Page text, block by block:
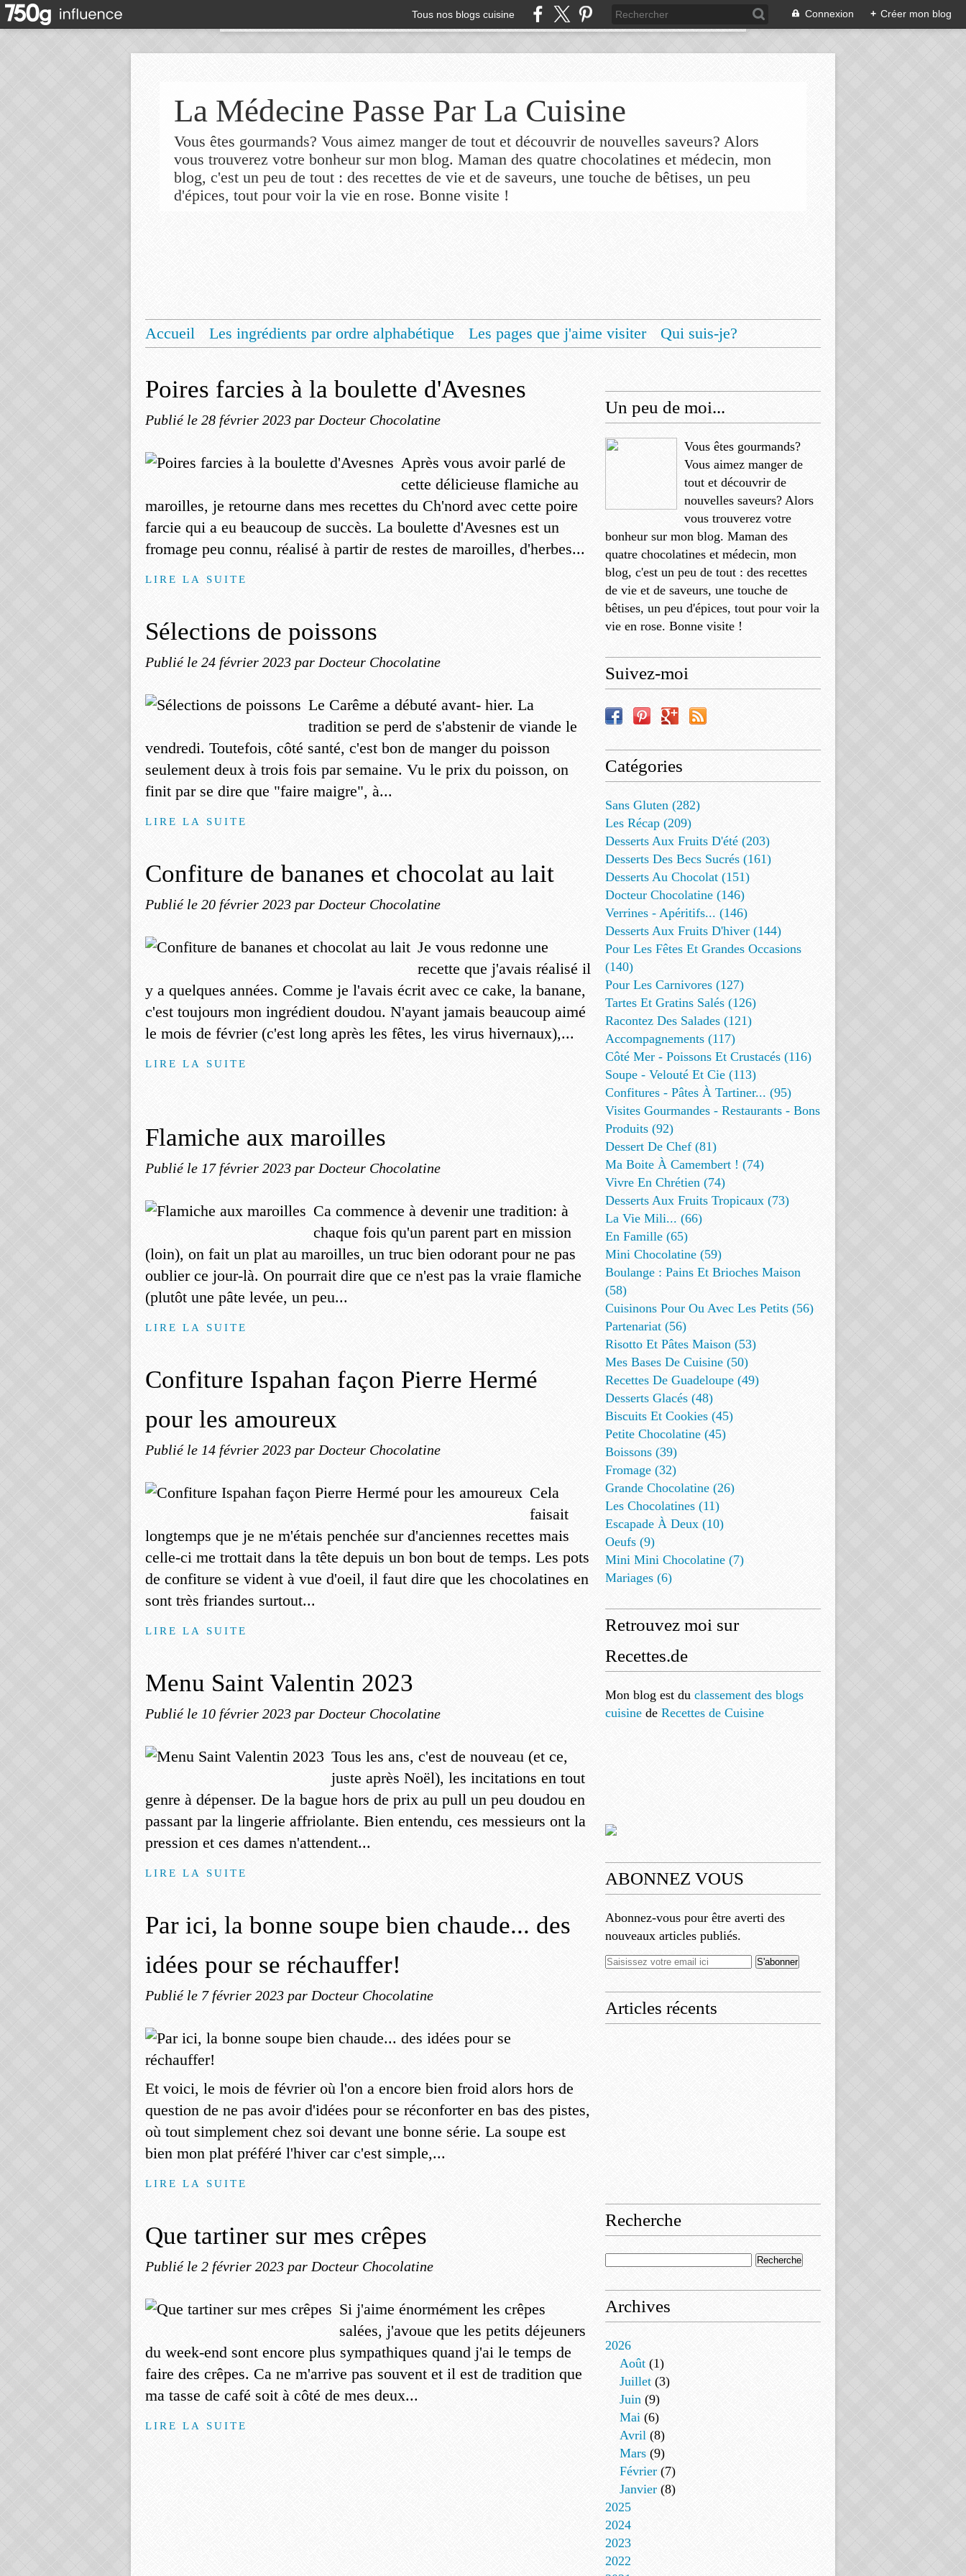
Tous nos blogs cuisine Connexion + Créer mon blog
La Médecine Passe Par La Cuisine
Vous êtes gourmands? Vous aimez manger de tout et découvrir de nouvelles saveurs? Alors
vous trouverez votre bonheur sur mon blog. Maman des quatre chocolatines et médecin, mon
blog, c'est un peu de tout : des recettes de vie et de saveurs, une touche de bêtises, un peu
d'épices, tout pour voir la vie en rose. Bonne visite !
Accueil Les ingrédients par ordre alphabétique Les pages que j'aime visiter
Qui suis-je?
Poires farcies à la boulette d'Avesnes
Publié le 28 février 2023 par Docteur Chocolatine
Après vous avoir parlé de
cette délicieuse flamiche au
maroilles, je retourne dans mes recettes du Ch'nord avec cette poire
farcie qui a eu beaucoup de succès. La boulette d'Avesnes est un
fromage peu connu, réalisé à partir de restes de maroilles, d'herbes...
LIRE LA SUITE
Sélections de poissons
Publié le 24 février 2023 par Docteur Chocolatine
Le Carême a débuté avant- hier. La
tradition se perd de s'abstenir de viande le
vendredi. Toutefois, côté santé, c'est bon de manger du poisson
seulement deux à trois fois par semaine. Vu le prix du poisson, on
finit par se dire que "faire maigre", à...
LIRE LA SUITE
Confiture de bananes et chocolat au lait
Publié le 20 février 2023 par Docteur Chocolatine
Je vous redonne une
recette que j'avais réalisé il
y a quelques années. Comme je l'avais écrit avec ce cake, la banane,
c'est toujours mon ingrédient doudou. N'ayant jamais beaucoup aimé
le mois de février (c'est long après les fêtes, les virus hivernaux),...
LIRE LA SUITE
Flamiche aux maroilles
Publié le 17 février 2023 par Docteur Chocolatine
Ca commence à devenir une tradition: à
chaque fois qu'un parent part en mission
(loin), on fait un plat au maroilles, un truc bien odorant pour ne pas
oublier ce jour-là. On pourrait dire que ce n'est pas la vraie flamiche
(plutôt une pâte levée, un peu...
LIRE LA SUITE
Confiture Ispahan façon Pierre Hermé
pour les amoureux
Publié le 14 février 2023 par Docteur Chocolatine
Cela
faisait
longtemps que je ne m'étais penchée sur d'anciennes recettes mais
celle-ci me trottait dans la tête depuis un bon bout de temps. Les pots
de confiture se vident à vue d'oeil, il faut dire que les chocolatines en
sont très friandes surtout...
LIRE LA SUITE
Menu Saint Valentin 2023
Publié le 10 février 2023 par Docteur Chocolatine
Tous les ans, c'est de nouveau (et ce,
juste après Noël), les incitations en tout
genre à dépenser. De la bague hors de prix au pull un peu doudou en
passant par la lingerie affriolante. Bien entendu, ces messieurs ont la
pression et ces dames n'attendent...
LIRE LA SUITE
Par ici, la bonne soupe bien chaude... des
idées pour se réchauffer!
Publié le 7 février 2023 par Docteur Chocolatine
Et voici, le mois de février où l'on a encore bien froid alors hors de
question de ne pas avoir d'idées pour se réconforter en bas des pistes,
où tout simplement chez soi devant une bonne série. La soupe est
bien mon plat préféré l'hiver car c'est simple,...
LIRE LA SUITE
Que tartiner sur mes crêpes
Publié le 2 février 2023 par Docteur Chocolatine
Si j'aime énormément les crêpes
salées, j'avoue que les petits déjeuners
du week-end sont encore plus sympathiques quand j'ai le temps de
faire des crêpes. Ca ne m'arrive pas souvent et il est de tradition que
ma tasse de café soit à côté de mes deux...
LIRE LA SUITE
Un peu de moi...
Vous êtes gourmands?
Vous aimez manger de
tout et découvrir de
nouvelles saveurs? Alors
vous trouverez votre
bonheur sur mon blog. Maman des
quatre chocolatines et médecin, mon
blog, c'est un peu de tout : des recettes
de vie et de saveurs, une touche de
bêtises, un peu d'épices, tout pour voir la
vie en rose. Bonne visite !
Suivez-moi
Catégories
Sans Gluten (282)
Les Récap (209)
Desserts Aux Fruits D'été (203)
Desserts Des Becs Sucrés (161)
Desserts Au Chocolat (151)
Docteur Chocolatine (146)
Verrines - Apéritifs... (146)
Desserts Aux Fruits D'hiver (144)
Pour Les Fêtes Et Grandes Occasions
(140)
Pour Les Carnivores (127)
Tartes Et Gratins Salés (126)
Racontez Des Salades (121)
Accompagnements (117)
Côté Mer - Poissons Et Crustacés (116)
Soupe - Velouté Et Cie (113)
Confitures - Pâtes À Tartiner... (95)
Visites Gourmandes - Restaurants - Bons
Produits (92)
Dessert De Chef (81)
Ma Boite À Camembert ! (74)
Vivre En Chrétien (74)
Desserts Aux Fruits Tropicaux (73)
La Vie Mili... (66)
En Famille (65)
Mini Chocolatine (59)
Boulange : Pains Et Brioches Maison
(58)
Cuisinons Pour Ou Avec Les Petits (56)
Partenariat (56)
Risotto Et Pâtes Maison (53)
Mes Bases De Cuisine (50)
Recettes De Guadeloupe (49)
Desserts Glacés (48)
Biscuits Et Cookies (45)
Petite Chocolatine (45)
Boissons (39)
Fromage (32)
Grande Chocolatine (26)
Les Chocolatines (11)
Escapade À Deux (10)
Oeufs (9)
Mini Mini Chocolatine (7)
Mariages (6)
Retrouvez moi sur
Recettes.de
Mon blog est du classement des blogs
cuisine de Recettes de Cuisine
ABONNEZ VOUS
Abonnez-vous pour être averti des
nouveaux articles publiés.
Articles récents
Recherche
Archives
2026
Août (1)
Juillet (3)
Juin (9)
Mai (6)
Avril (8)
Mars (9)
Février (7)
Janvier (8)
2025
2024
2023
2022